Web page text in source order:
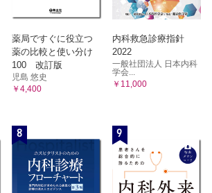
薬局ですぐに役立つ
薬の比較と使い分け
100 改訂版
児島 悠史
￥4,400
内科救急診療指針
2022
一般社団法人 日本内科
学会...
￥11,000
8 9